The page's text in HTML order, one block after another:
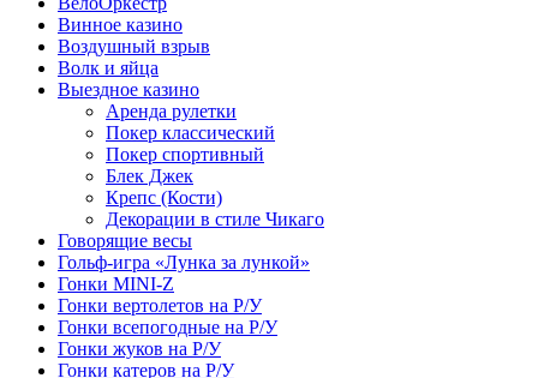
Винное казино
Воздушный взрыв
Волк и яйца
Выездное казино
Аренда рулетки
Покер классический
Покер спортивный
Блек Джек
Крепс (Кости)
Декорации в стиле Чикаго
Говорящие весы
Гольф-игра «Лунка за лункой»
Гонки MINI-Z
Гонки вертолетов на Р/У
Гонки всепогодные на Р/У
Гонки жуков на Р/У
Гонки катеров на Р/У